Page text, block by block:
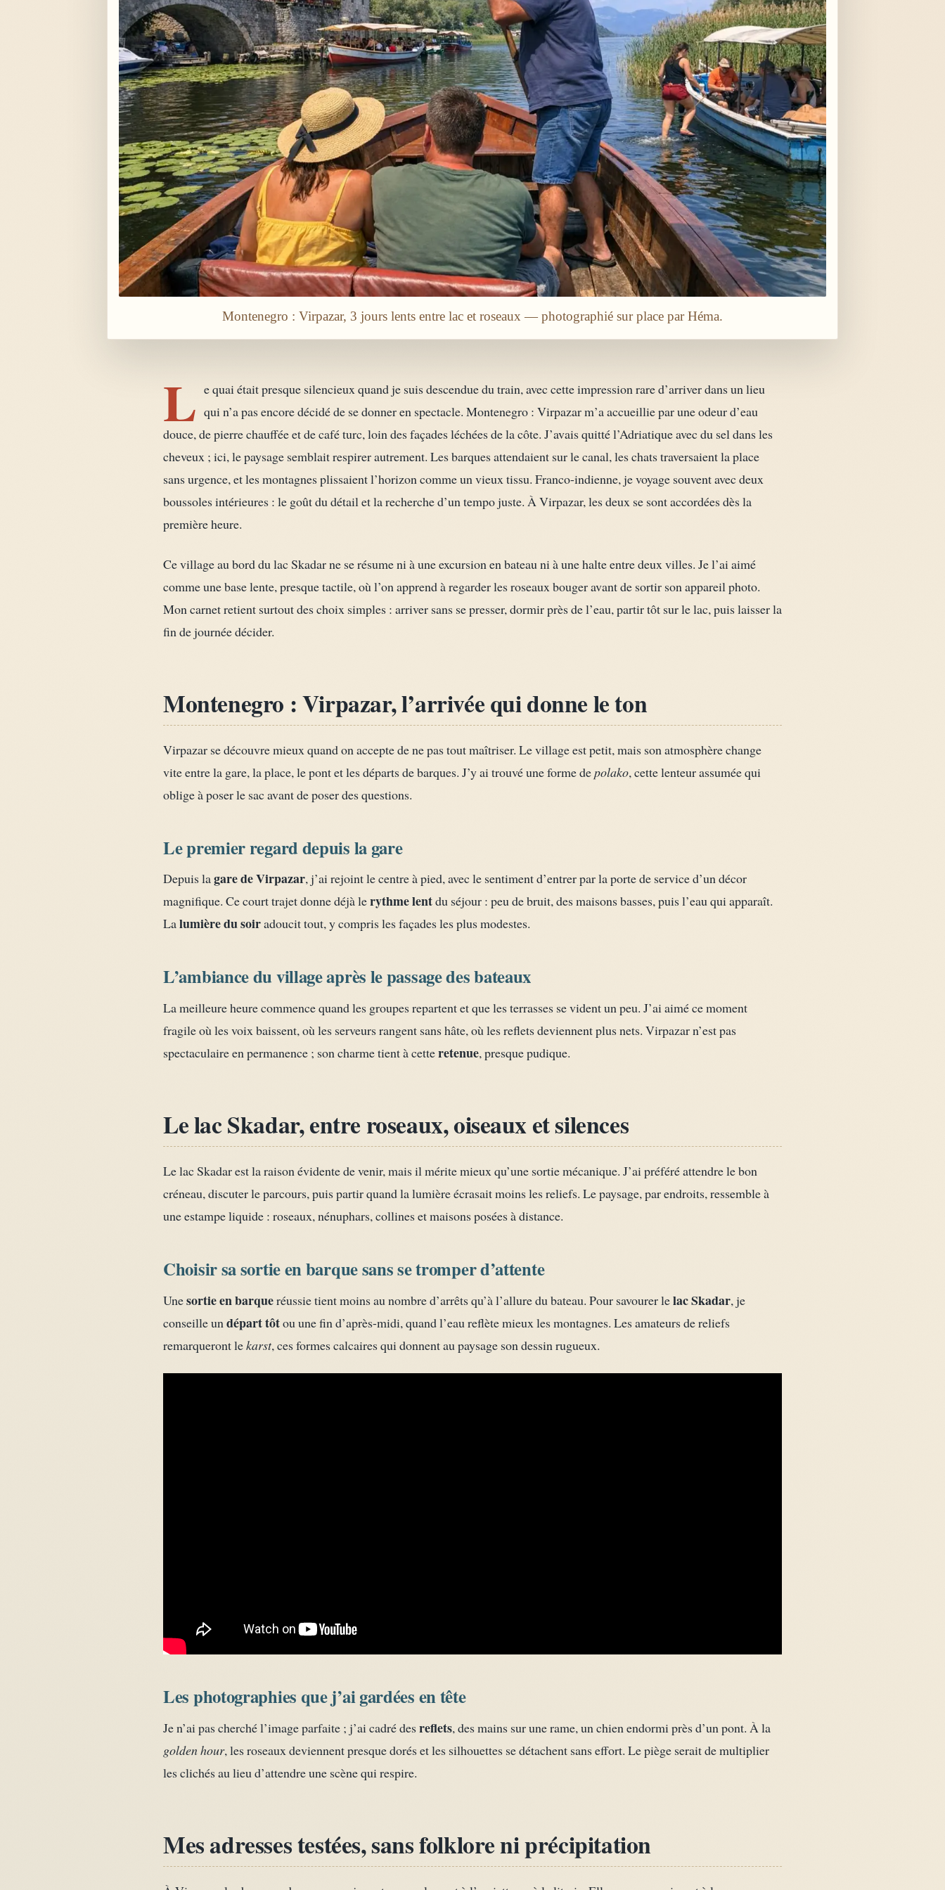
Montenegro : Virpazar, 3 jours lents entre lac et roseaux — photographié sur place par Héma.
L e quai était presque silencieux quand je suis descendue du train, avec cette impression rare d’arriver dans un lieu
qui n’a pas encore décidé de se donner en spectacle. Montenegro : Virpazar m’a accueillie par une odeur d’eau
douce, de pierre chauffée et de café turc, loin des façades léchées de la côte. J’avais quitté l’Adriatique avec du sel dans les
cheveux ; ici, le paysage semblait respirer autrement. Les barques attendaient sur le canal, les chats traversaient la place
sans urgence, et les montagnes plissaient l’horizon comme un vieux tissu. Franco-indienne, je voyage souvent avec deux
boussoles intérieures : le goût du détail et la recherche d’un tempo juste. À Virpazar, les deux se sont accordées dès la
première heure.
Ce village au bord du lac Skadar ne se résume ni à une excursion en bateau ni à une halte entre deux villes. Je l’ai aimé
comme une base lente, presque tactile, où l’on apprend à regarder les roseaux bouger avant de sortir son appareil photo.
Mon carnet retient surtout des choix simples : arriver sans se presser, dormir près de l’eau, partir tôt sur le lac, puis laisser la
fin de journée décider.
Montenegro : Virpazar, l’arrivée qui donne le ton
Virpazar se découvre mieux quand on accepte de ne pas tout maîtriser. Le village est petit, mais son atmosphère change
vite entre la gare, la place, le pont et les départs de barques. J’y ai trouvé une forme depolako, cette lenteur assumée qui
oblige à poser le sac avant de poser des questions.
Le premier regard depuis la gare
Depuis lagare de Virpazar, j’ai rejoint le centre à pied, avec le sentiment d’entrer par la porte de service d’un décor
magnifique. Ce court trajet donne déjà lerythme lentdu séjour : peu de bruit, des maisons basses, puis l’eau qui apparaît.
Lalumière du soiradoucit tout, y compris les façades les plus modestes.
L’ambiance du village après le passage des bateaux
La meilleure heure commence quand les groupes repartent et que les terrasses se vident un peu. J’ai aimé ce moment
fragile où les voix baissent, où les serveurs rangent sans hâte, où les reflets deviennent plus nets. Virpazar n’est pas
spectaculaire en permanence ; son charme tient à cetteretenue, presque pudique.
Le lac Skadar, entre roseaux, oiseaux et silences
Le lac Skadar est la raison évidente de venir, mais il mérite mieux qu’une sortie mécanique. J’ai préféré attendre le bon
créneau, discuter le parcours, puis partir quand la lumière écrasait moins les reliefs. Le paysage, par endroits, ressemble à
une estampe liquide : roseaux, nénuphars, collines et maisons posées à distance.
Choisir sa sortie en barque sans se tromper d’attente
Unesortie en barqueréussie tient moins au nombre d’arrêts qu’à l’allure du bateau. Pour savourer lelac Skadar, je
conseille undépart tôtou une fin d’après-midi, quand l’eau reflète mieux les montagnes. Les amateurs de reliefs
remarqueront lekarst, ces formes calcaires qui donnent au paysage son dessin rugueux.
Les photographies que j’ai gardées en tête
Je n’ai pas cherché l’image parfaite ; j’ai cadré desreflets, des mains sur une rame, un chien endormi près d’un pont. À la
golden hour, les roseaux deviennent presque dorés et les silhouettes se détachent sans effort. Le piège serait de multiplier
les clichés au lieu d’attendre une scène qui respire.
Mes adresses testées, sans folklore ni précipitation